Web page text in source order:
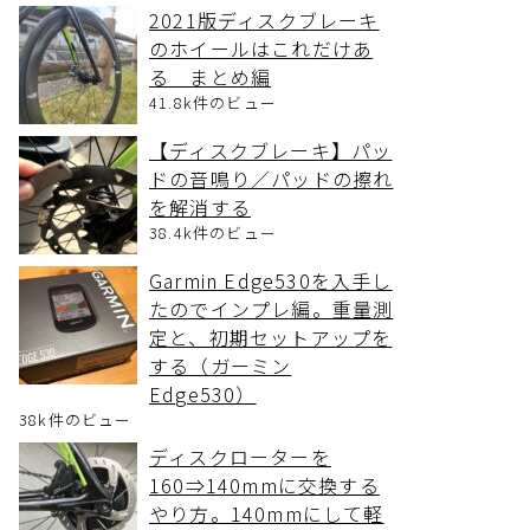
2021版ディスクブレーキ
のホイールはこれだけあ
る まとめ編
41.8k件のビュー
【ディスクブレーキ】パッ
ドの音鳴り／パッドの擦れ
を解消する
38.4k件のビュー
Garmin Edge530を入手し
たのでインプレ編。重量測
定と、初期セットアップを
する（ガーミン
Edge530）
38k件のビュー
ディスクローターを
160⇒140mmに交換する
やり方。140mmにして軽